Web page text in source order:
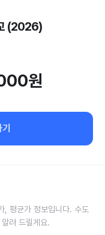
(2026)
원
평균가 정보입니다. 수도
려 드릴게요.